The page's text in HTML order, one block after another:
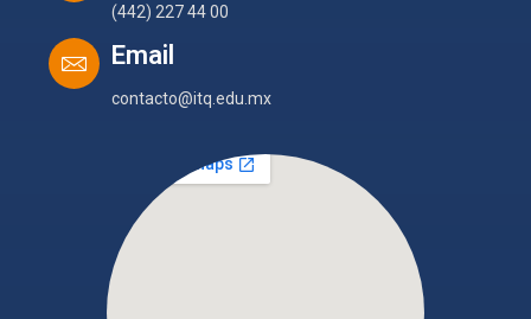
(442) 227 44 00
Email
contacto@itq.edu.mx